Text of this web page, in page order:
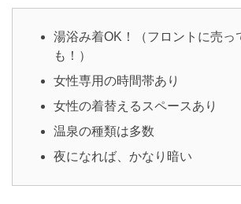
湯浴み着OK！（フロントに売っ
も！）
女性専用の時間帯あり
女性の着替えるスペースあり
温泉の種類は多数
夜になれば、かなり暗い